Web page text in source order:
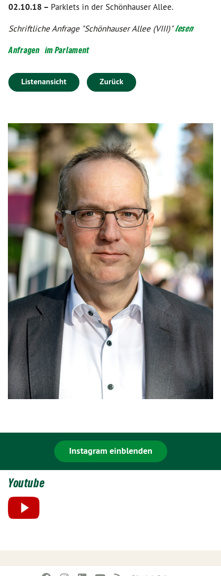
02.10.18 – Parklets in der Schönhauser Allee.
Schriftliche Anfrage "Schönhauser Allee (VIII)"lesen
Anfragen im Parlament
Listenansicht Zurück
Instagram einblenden
Youtube